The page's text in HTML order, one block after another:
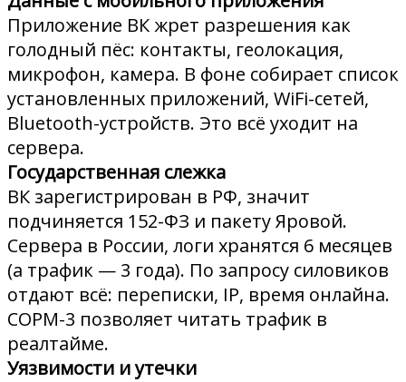
Приложение ВК жрет разрешения как
голодный пёс: контакты, геолокация,
микрофон, камера. В фоне собирает список
установленных приложений, WiFi-сетей,
Bluetooth-устройств. Это всё уходит на
сервера.
Государственная слежка
ВК зарегистрирован в РФ, значит
подчиняется 152-ФЗ и пакету Яровой.
Сервера в России, логи хранятся 6 месяцев
(а трафик — 3 года). По запросу силовиков
отдают всё: переписки, IP, время онлайна.
СОРМ-3 позволяет читать трафик в
реалтайме.
Уязвимости и утечки